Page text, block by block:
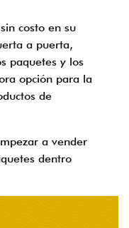
costo en su
a puerta,
paquetes y los
opción para la
de
a vender
dentro